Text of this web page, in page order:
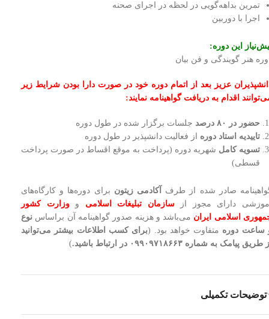
تمرین بداهه‌گویی در لحظه در اجرای صحنه
اجرا با دوربین
این دوره:
هنر گویندگی و فن بیان
عزیز بعد از اتمام دوره خود در صورت دارا بودن شرایط زیر
اقدام به دریافت گواهینامه نمایند:
حضور در ۸۰ درصد
جلسات برگزار شده در طول دوره
تاییدیه استاد دوره از فعالیت دانشپذیر در طول دوره
تسویه کامل شهریه دوره (پرداخت به موقع اقساط در صورت پرداخت
قسطی)
صادر شده از طرف آکادمی زیتون برای دوره‌ها و کارگاه‌های
دارای مجوز از
سازمان تبلیغات اسلامی ووزارت کشور
اسلامی ایران می‌باشد و هزینه صدور گواهینامه آن براساس نوع
ساعت دوره متفاوت خواهد بود. (برای کسب اطلاعات بیشتر می‌توانید
طریق پیامک به شماره ۰۹۹۰۹۷۱۸۶۶۳ در ارتباط باشید.
)
توضیحات تکمیلی